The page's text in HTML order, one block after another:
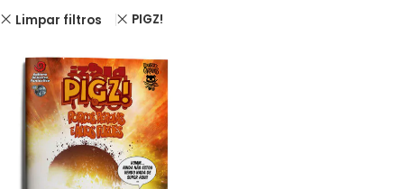
Limpar filtros PIGZ!